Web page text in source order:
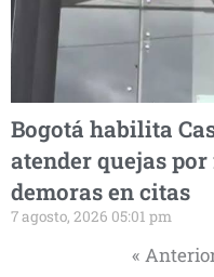
Bogotá habilita
atender quejas
demoras en citas
7 agosto, 2026 05:01 pm
«